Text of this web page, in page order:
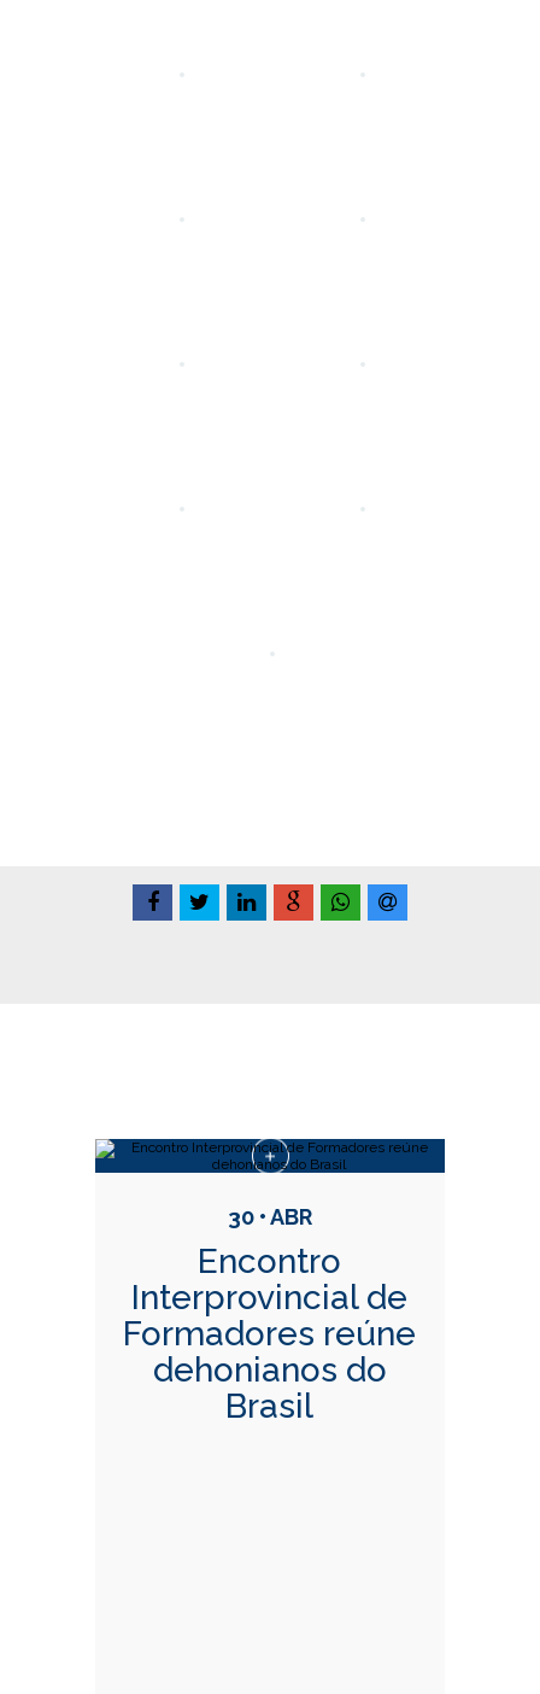
30 • ABR
Encontro
Interprovincial de
Formadores reúne
dehonianos do
Brasil